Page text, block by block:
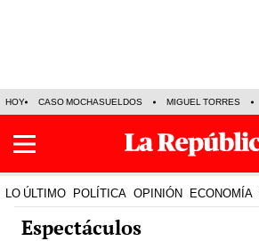
HOY CASO MOCHASUELDOS MIGUEL TORRES
LO ÚLTIMO POLÍTICA OPINIÓN ECONOMÍA
Espectáculos